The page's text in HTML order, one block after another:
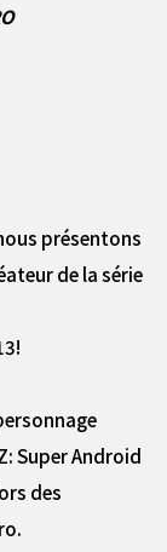
présentons
de la série
Super Android
des